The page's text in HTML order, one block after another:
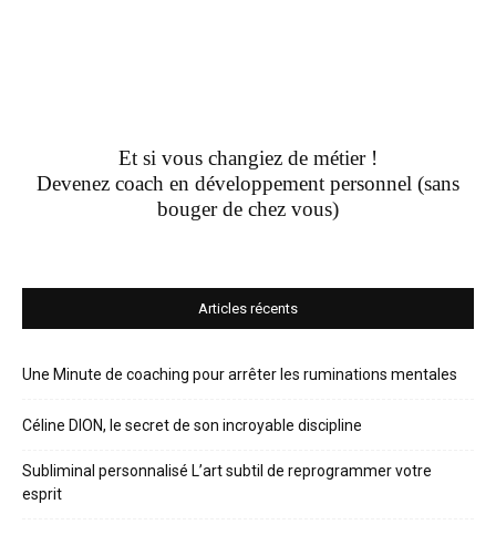
Et si vous changiez de métier !
Devenez coach en développement personnel (sans
bouger de chez vous)
Articles récents
Une Minute de coaching pour arrêter les ruminations mentales
Céline DION, le secret de son incroyable discipline
Subliminal personnalisé L’art subtil de reprogrammer votre
esprit